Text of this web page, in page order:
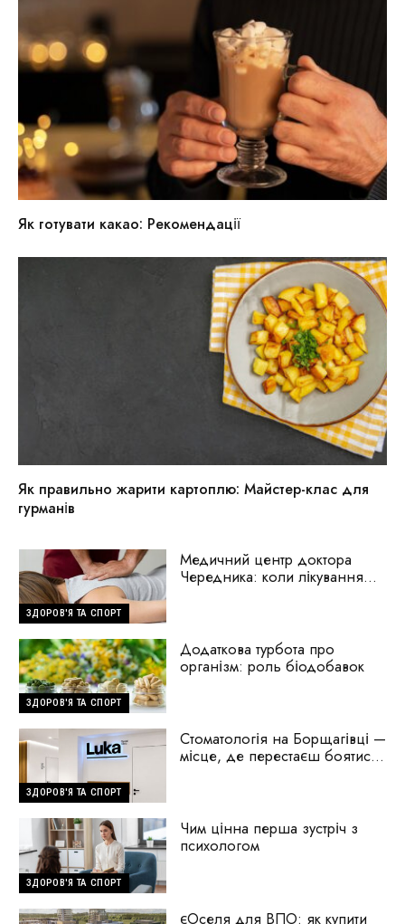
Як готувати какао: Рекомендації
Як правильно жарити картоплю: Майстер-клас для
гурманів
ЗДОРОВ'Я ТА СПОРТ
Медичний центр доктора
Чередника: коли лікування
ЗДОРОВ'Я ТА СПОРТ
Додаткова турбота про
організм: роль біодобавок
ЗДОРОВ'Я ТА СПОРТ
Стоматологія на Борщагівці —
місце, де перестаєш боятися
ЗДОРОВ'Я ТА СПОРТ
Чим цінна перша зустріч з
психологом
єОселя для ВПО: як купити